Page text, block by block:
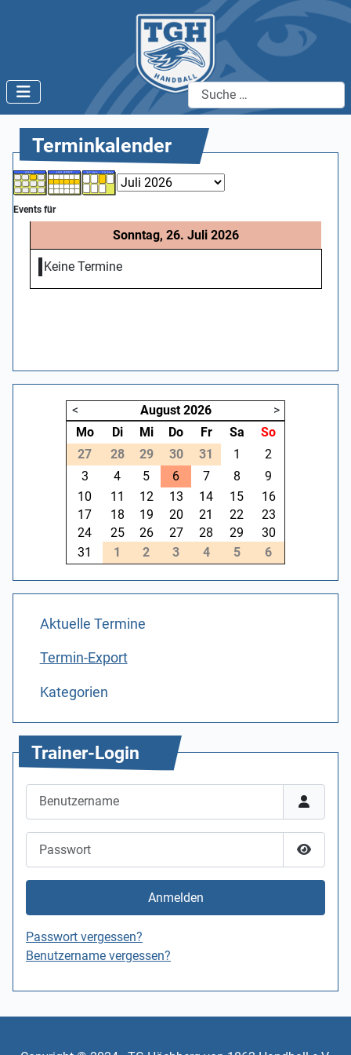
Suchen
Terminkalender
Events für
Sonntag, 26. Juli 2026
Keine Termine
< August 2026
>
Mo
Di Mi Do Fr Sa
So
27
28 29 30 31 1
2
3
4 5 6 7 8
9
10
11 12 13 14 15
16
17
18 19 20 21 22
23
24
25 26 27 28 29
30
31
1 2 3 4 5 6
Aktuelle Termine
Termin-Export
Kategorien
Trainer-Login
Anmelden
Passwort vergessen?
Benutzername vergessen?